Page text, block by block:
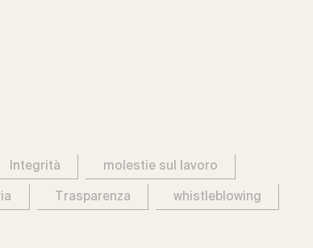
Integrità molestie sul lavoro
Trasparenza whistleblowing